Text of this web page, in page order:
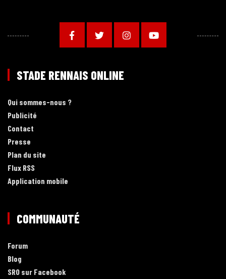
STADE RENNAIS ONLINE
Qui sommes-nous ?
Publicité
Contact
Presse
Plan du site
Flux RSS
Application mobile
COMMUNAUTÉ
Forum
Blog
SRO sur Facebook